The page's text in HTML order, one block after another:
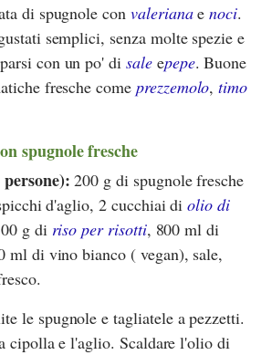
di spugnole con valerianaenoci.
semplici, senza molte spezie e
con un po' disaleepepe. Buone
fresche come prezzemolo,timo
spugnole fresche
200 g di spugnole fresche
d'aglio, 2 cucchiai diolio di
g di riso per risotti, 800 ml di
ml di vino bianco ( vegan), sale,
le spugnole e tagliatele a pezzetti.
cipolla e l'aglio. Scaldare l'olio di